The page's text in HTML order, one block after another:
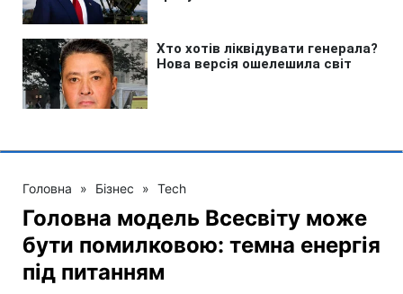
Головна » Бізнес » Tech
Головна модель Всесвіту може
бути помилковою: темна енергія
під питанням